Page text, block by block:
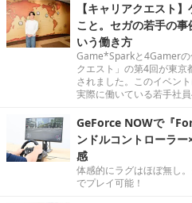
【キャリアクエスト
こと。セガの若手の
いう働き方
Game*Sparkと4Gamerの
クエスト」の第4回が東京
されました。このイベン
実際に働いている若手社
GeForce NOWで『
ンドルコントローラ
感
体感的にラグはほぼ無し
でプレイ可能！